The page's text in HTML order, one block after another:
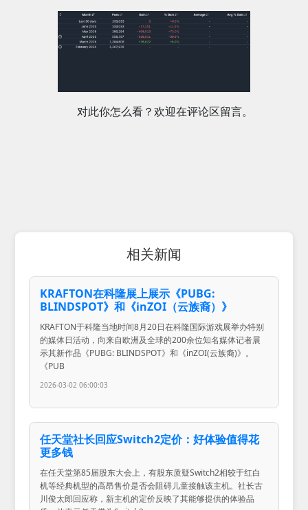
对此你怎么看？欢迎在评论区留言。
相关新闻
KRAFTON在科隆展上展示《PUBG:
BLINDSPOT》和《inZOI（云族裔）》
KRAFTON于科隆当地时间8月20日在科隆国际游戏展举办特别
的媒体日活动，向来自欧洲及全球的200余位知名媒体记者展
示其新作品《PUBG: BLINDSPOT》和《inZOI(云族裔)》。
《PUB
2026-03-02 06:00:03
任天堂社长回应Switch2定价：好体验值得花
更多钱
在任天堂第85届股东大会上，有股东质疑Switch2相较于红白
机等经典机型的高昂售价是否会阻碍儿童接触该主机。社长古
川俊太郎回应称，新主机的定价反映了其能够提供的体验品